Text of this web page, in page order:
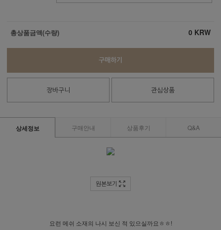
총상품금액(수량) 0 KRW
구매하기
장바구니 관심상품
상세정보 구매안내 상품후기 Q&A
원본보기
요런 메쉬 소재의 나시 보신 적 있으실까요ㅎㅎ!